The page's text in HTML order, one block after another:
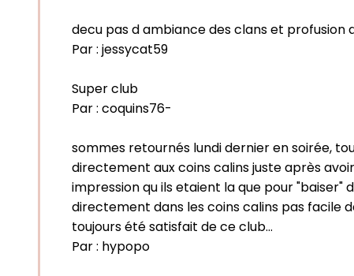
decu pas d ambiance des clans et profusion
Par : jessycat59
Super club
Par : coquins76-
sommes retournés lundi dernier en soirée,
directement aux coins calins juste après
impression qu ils etaient la que pour "baiser"
directement dans les coins calins pas facile
toujours été satisfait de ce club...
Par : hypopo